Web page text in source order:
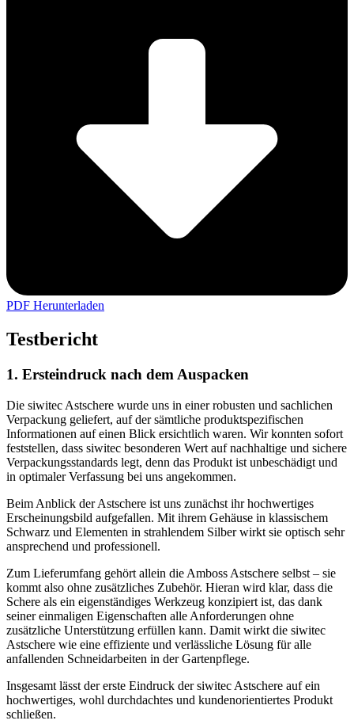
PDF Herunterladen
Testbericht
1. Ersteindruck nach dem Auspacken
Die siwitec Astschere wurde uns in einer robusten und sachlichen
Verpackung geliefert, auf der sämtliche produktspezifischen
Informationen auf einen Blick ersichtlich waren. Wir konnten sofort
feststellen, dass siwitec besonderen Wert auf nachhaltige und sichere
Verpackungsstandards legt, denn das Produkt ist unbeschädigt und
in optimaler Verfassung bei uns angekommen.
Beim Anblick der Astschere ist uns zunächst ihr hochwertiges
Erscheinungsbild aufgefallen. Mit ihrem Gehäuse in klassischem
Schwarz und Elementen in strahlendem Silber wirkt sie optisch sehr
ansprechend und professionell.
Zum Lieferumfang gehört allein die Amboss Astschere selbst – sie
kommt also ohne zusätzliches Zubehör. Hieran wird klar, dass die
Schere als ein eigenständiges Werkzeug konzipiert ist, das dank
seiner einmaligen Eigenschaften alle Anforderungen ohne
zusätzliche Unterstützung erfüllen kann. Damit wirkt die siwitec
Astschere wie eine effiziente und verlässliche Lösung für alle
anfallenden Schneidarbeiten in der Gartenpflege.
Insgesamt lässt der erste Eindruck der siwitec Astschere auf ein
hochwertiges, wohl durchdachtes und kundenorientiertes Produkt
schließen.